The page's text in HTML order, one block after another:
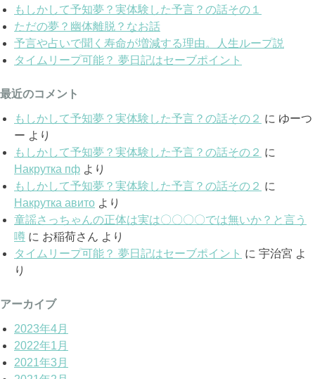
もしかして予知夢？実体験した予言？の話その１
ただの夢？幽体離脱？なお話
予言や占いで聞く寿命が増減する理由。人生ループ説
タイムリープ可能？ 夢日記はセーブポイント
最近のコメント
もしかして予知夢？実体験した予言？の話その２ に ゆーつ
ー より
もしかして予知夢？実体験した予言？の話その２ に
Накрутка пф より
もしかして予知夢？実体験した予言？の話その２ に
Накрутка авито より
童謡さっちゃんの正体は実は〇〇〇〇では無いか？と言う
噂 に お稲荷さん より
タイムリープ可能？ 夢日記はセーブポイント に 宇治宮 よ
り
アーカイブ
2023年4月
2022年1月
2021年3月